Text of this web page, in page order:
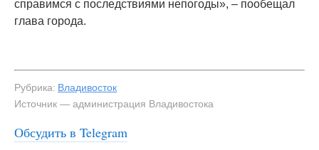
справимся с последствиями непогоды», – пообещал
глава города.
Рубрика: Владивосток
Источник — администрация Владивостока
Обсудить в Telegram
#3